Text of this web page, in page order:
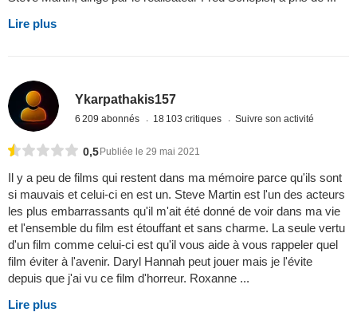
Lire plus
Ykarpathakis157
6 209 abonnés 18 103 critiques Suivre son activité
0,5 Publiée le 29 mai 2021
Il y a peu de films qui restent dans ma mémoire parce qu'ils sont
si mauvais et celui-ci en est un. Steve Martin est l'un des acteurs
les plus embarrassants qu'il m'ait été donné de voir dans ma vie
et l'ensemble du film est étouffant et sans charme. La seule vertu
d'un film comme celui-ci est qu'il vous aide à vous rappeler quel
film éviter à l'avenir. Daryl Hannah peut jouer mais je l'évite
depuis que j'ai vu ce film d'horreur. Roxanne ...
Lire plus